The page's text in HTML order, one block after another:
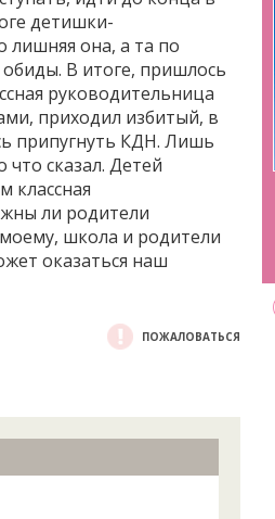
детишки-
лишняя она, а та по
В итоге, пришлось
руководительница
приходил избитый, в
припугнуть КДН. Лишь
что сказал. Детей
классная
ли родители
школа и родители
оказаться наш
ПОЖАЛОВАТЬСЯ